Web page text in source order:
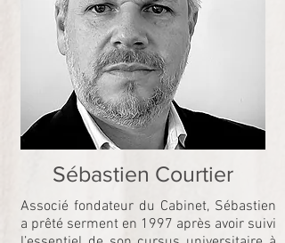
Sébastien Courtier
Associé fondateur du Cabinet, Sébastien
a prêté serment en 1997 après avoir suivi